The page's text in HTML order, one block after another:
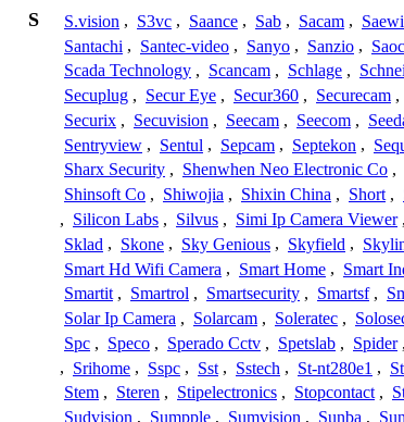
S S.vision , S3vc , Saance , Sab , Sacam ,
Santachi , Santec-video , Sanyo , Sanzio ,
Scada Technology , Scancam , Schlage ,
Secuplug , Secur Eye , Secur360 , Securecam ,
Securix , Secuvision , Seecam , Seecom ,
Sentryview , Sentul , Sepcam , Septekon ,
Sharx Security , Shenwhen Neo Electronic Co ,
Shinsoft Co , Shiwojia , Shixin China , Short ,
, Silicon Labs , Silvus , Simi Ip Camera Viewer ,
Sklad , Skone , Sky Genious , Skyfield ,
Smart Hd Wifi Camera , Smart Home , Smart
Smartit , Smartrol , Smartsecurity , Smartsf ,
Solar Ip Camera , Solarcam , Soleratec ,
Spc , Speco , Sperado Cctv , Spetslab , Spider ,
, Srihome , Sspc , Sst , Sstech , St-nt280e1 ,
Stem , Steren , Stipelectronics , Stopcontact ,
Sudvision , Sumpple , Sumvision , Sunba ,